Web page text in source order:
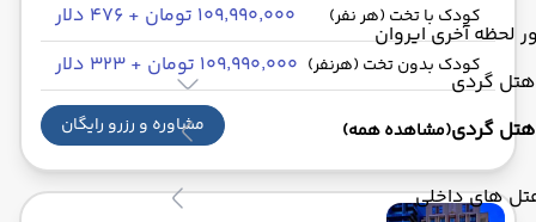
لحظه آخری ایروان
هتل گردی
هتل گردی(مشاهده همه)
های داخلی
کودک با تخت (هر نفر) ۱۰۹٬۹۹۰٬۰۰۰ تومان + ۴۷۶ دلار
کودک بدون تخت (هرنفر) ۱۰۹٬۹۹۰٬۰۰۰ تومان + ۳۲۳ دلار
مشاوره و رزرو رایگان